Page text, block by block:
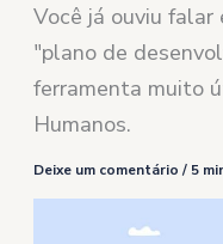
Você já ouviu falar
"plano de
ferramenta muito
Humanos.
Deixe um comentário / 5